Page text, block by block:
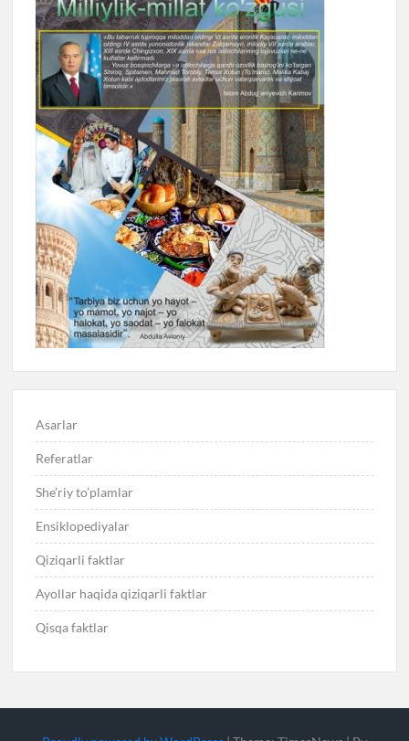
Asarlar
Referatlar
She’riy to’plamlar
Ensiklopediyalar
Qiziqarli faktlar
Ayollar haqida qiziqarli faktlar
Qisqa faktlar